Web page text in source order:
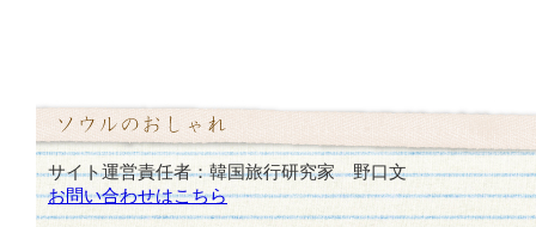
サイト運営責任者：韓国旅行研究家 野口文
お問い合わせはこちら